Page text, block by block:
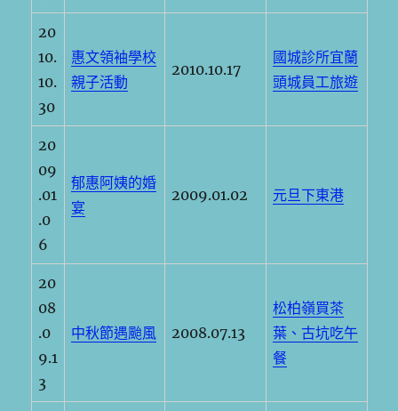
20
10.
10.
30
惠文領袖學校
親子活動
2010.10.17
國城診所宜蘭
頭城員工旅遊
20
09
.01
.0
6
郁惠阿姨的婚
宴
2009.01.02 元旦下東港
20
08
.0
9.1
3
中秋節遇颱風 2008.07.13
松柏嶺買茶
葉、古坑吃午
餐